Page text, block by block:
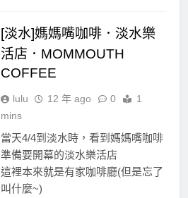
[淡水]媽媽嘴咖啡．淡水樂
活店．MOMMOUTH
COFFEE
lulu 12 年 ago 0
1
mins
當天4/4到淡水時，看到媽媽嘴咖啡
準備要開幕的淡水樂活店
這裡本來就是有家咖啡廳(但是忘了
叫什麼~)